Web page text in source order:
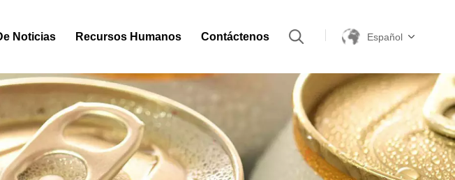
Noticias Recursos Humanos Contáctenos Español